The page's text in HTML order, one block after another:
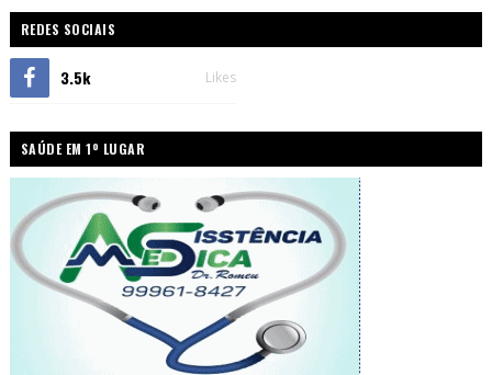
REDES SOCIAIS
3.5k Likes
SAÚDE EM 1º LUGAR